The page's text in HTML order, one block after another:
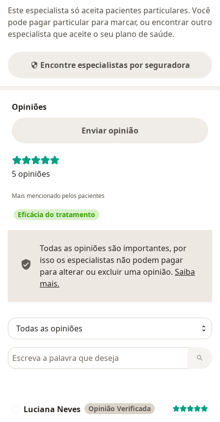
Este especialista só aceita pacientes particulares. Você
pode pagar particular para marcar, ou encontrar outro
especialista que aceite o seu plano de saúde.
Encontre especialistas por seguradora
Opiniões
Enviar opinião
5 opiniões
Mais mencionado pelos pacientes
Eficácia do tratamento
Todas as opiniões são importantes, por
isso os especialistas não podem pagar
para alterar ou excluir uma opinião. Saiba
mais.
Pesquisar em opiniões
Luciana Neves Opinião Verificada